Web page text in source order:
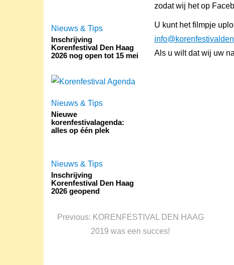
zodat wij het op
U kunt het filmpje
Als u wilt dat wij uw
Nieuws & Tips
Inschrijving
Korenfestival Den Haag
2026 nog open tot 15 mei
Nieuws & Tips
Nieuwe
korenfestivalagenda:
alles op één plek
Nieuws & Tips
Inschrijving
Korenfestival Den Haag
2026 geopend
navigatie
Previous: Previous
post:
KORENFESTIVAL DEN HAAG
2019 was een succes!